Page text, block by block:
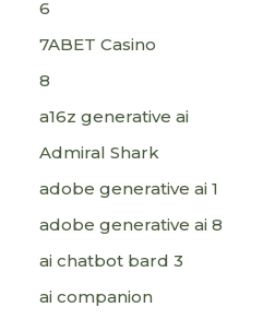
6
7ABET Casino
8
a16z generative ai
Admiral Shark
adobe generative ai 1
adobe generative ai 8
ai chatbot bard 3
ai companion